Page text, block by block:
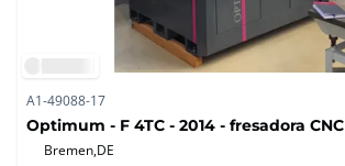
A1-49088-17
Optimum - F 4TC - 2014 - fresadora CNC
Bremen,DE